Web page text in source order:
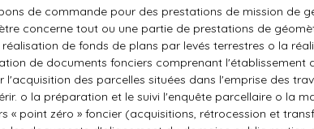
de commande pour des prestations de mission de
concerne tout ou une partie de prestations de
de fonds de plans par levés terrestres o la
de documents fonciers comprenant l'établissement
l'acquisition des parcelles situées dans l'emprise des
o la préparation et le suivi l'enquête parcellaire o la
« point zéro » foncier (acquisitions, rétrocession et